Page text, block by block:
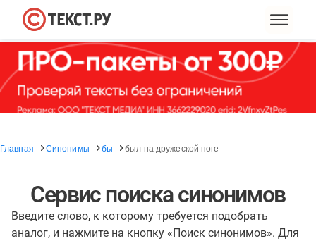
Главная Синонимы бы был на дружеской ноге
Сервис поиска синонимов
Введите слово, к которому требуется подобрать
аналог, и нажмите на кнопку «Поиск синонимов». Для